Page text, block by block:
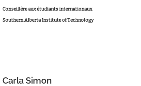
Conseillère aux étudiants internationaux
Southern Alberta Institute of Technology
Carla Simon